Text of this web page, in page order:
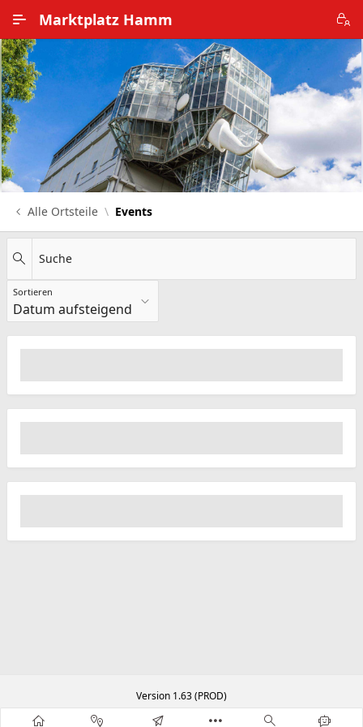
Marktplatz Hamm
Alle Ortsteile
Nutzungsbedingungen
Datenschutz
Alle Ortsteile Events
Suche
Sortieren
Version 1.63 (PROD)